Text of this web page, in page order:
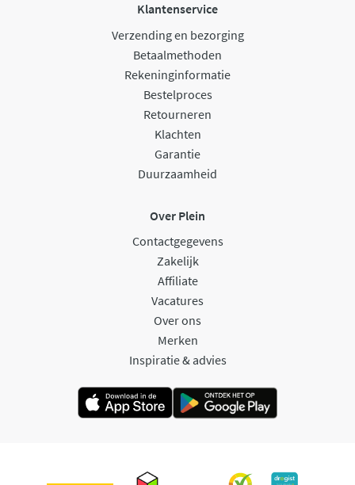
Klantenservice
Verzending en bezorging
Betaalmethoden
Rekeninginformatie
Bestelproces
Retourneren
Klachten
Garantie
Duurzaamheid
Over Plein
Contactgegevens
Zakelijk
Affiliate
Vacatures
Over ons
Merken
Inspiratie & advies